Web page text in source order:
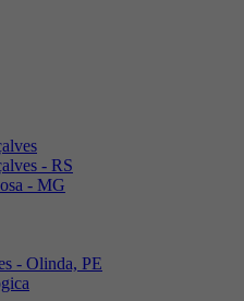
- RS
- MG
- Olinda, PE